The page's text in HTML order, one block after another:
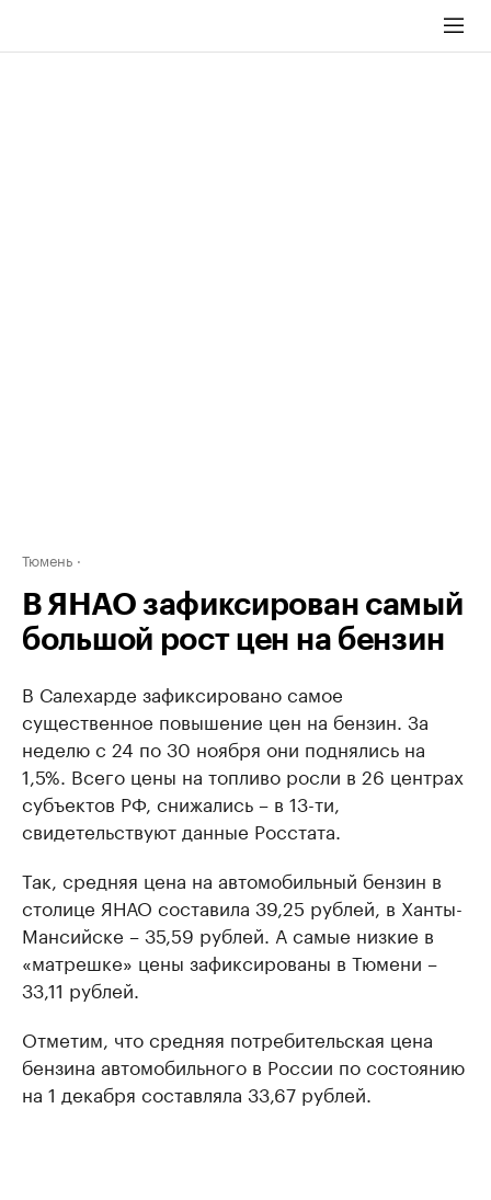
Тюмень
В ЯНАО зафиксирован самый
большой рост цен на бензин
В Салехарде зафиксировано самое
существенное повышение цен на бензин. За
неделю с 24 по 30 ноября они поднялись на
1,5%. Всего цены на топливо росли в 26 центрах
субъектов РФ, снижались – в 13-ти,
свидетельствуют данные Росстата.
Так, средняя цена на автомобильный бензин в
столице ЯНАО составила 39,25 рублей, в Ханты-
Мансийске – 35,59 рублей. А самые низкие в
«матрешке» цены зафиксированы в Тюмени –
33,11 рублей.
Отметим, что средняя потребительская цена
бензина автомобильного в России по состоянию
на 1 декабря составляла 33,67 рублей.